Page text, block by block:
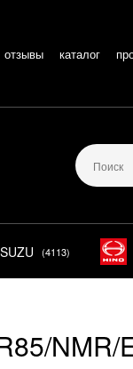
отзывы каталог
(4113)